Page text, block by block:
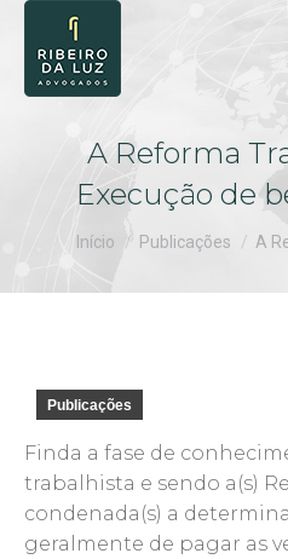
A Reforma
Execução de
Você está aqui:
Início Publicações A
Publicações
Finda a fase de
trabalhista e sendo a(s)
condenada(s) a
geralmente de pagar as